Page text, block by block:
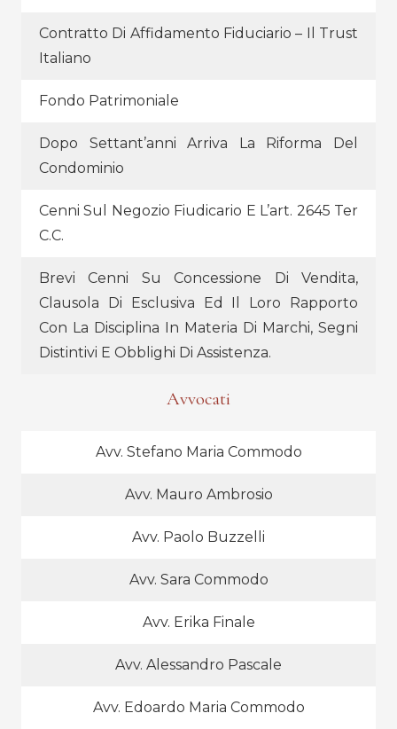
Contratto Di Affidamento Fiduciario – Il Trust
Italiano
Fondo Patrimoniale
Dopo Settant’anni Arriva La Riforma Del
Condominio
Cenni Sul Negozio Fiudicario E L’art. 2645 Ter
C.c.
Brevi Cenni Su Concessione Di Vendita,
Clausola Di Esclusiva Ed Il Loro Rapporto
Con La Disciplina In Materia Di Marchi, Segni
Distintivi E Obblighi Di Assistenza.
Avvocati
Avv. Stefano Maria Commodo
Avv. Mauro Ambrosio
Avv. Paolo Buzzelli
Avv. Sara Commodo
Avv. Erika Finale
Avv. Alessandro Pascale
Avv. Edoardo Maria Commodo